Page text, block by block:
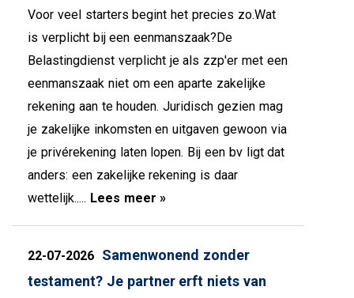
Voor veel starters begint het precies zo.Wat
is verplicht bij een eenmanszaak?De
Belastingdienst verplicht je als zzp'er met een
eenmanszaak niet om een aparte zakelijke
rekening aan te houden. Juridisch gezien mag
je zakelijke inkomsten en uitgaven gewoon via
je privérekening laten lopen. Bij een bv ligt dat
anders: een zakelijke rekening is daar
wettelijk..... Lees meer »
22-07-2026 Samenwonend zonder
testament? Je partner erft niets van